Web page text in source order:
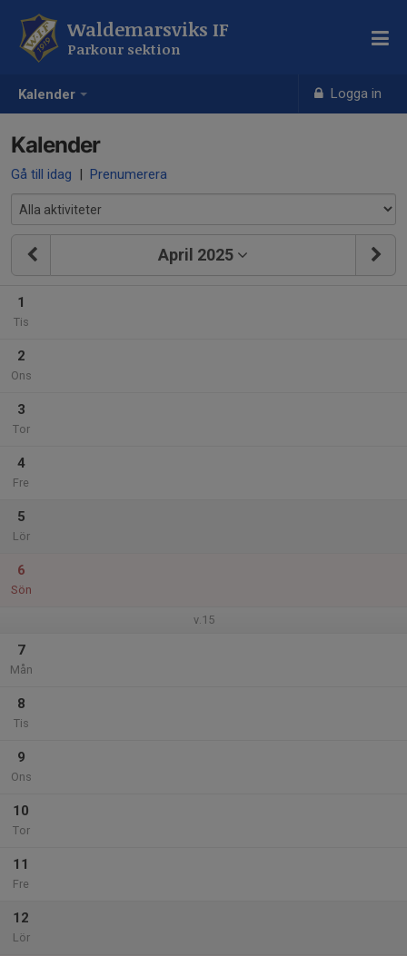
Kalender Logga in
Waldemarsviks IF
Parkour sektion
Kalender
Gå till idag | Prenumerera
April 2025
1
Tis
2
Ons
3
Tor
4
Fre
5
Lör
6
Sön
v.15
7
Mån
8
Tis
9
Ons
10
Tor
11
Fre
12
Lör